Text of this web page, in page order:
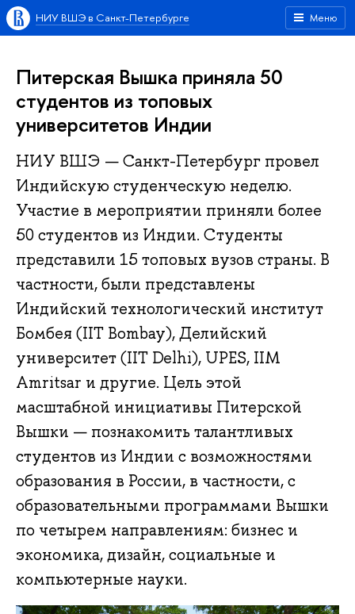
Меню
НИУ ВШЭ в Санкт-Петербурге
Питерская Вышка приняла 50
студентов из топовых
университетов Индии
НИУ ВШЭ — Санкт-Петербург провел
Индийскую студенческую неделю.
Участие в мероприятии приняли более
50 студентов из Индии. Студенты
представили 15 топовых вузов страны. В
частности, были представлены
Индийский технологический институт
Бомбея (IIT Bombay), Делийский
университет (IIT Delhi), UPES, IIM
Amritsar и другие. Цель этой
масштабной инициативы Питерской
Вышки — познакомить талантливых
студентов из Индии с возможностями
образования в России, в частности, с
образовательными программами Вышки
по четырем направлениям: бизнес и
экономика, дизайн, социальные и
компьютерные науки.